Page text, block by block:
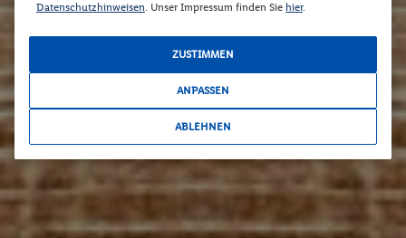
Datenschutzhinweisen. Unser Impressum finden Sie hier.
ZUSTIMMEN
ANPASSEN
ABLEHNEN